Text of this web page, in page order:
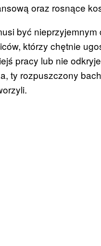
oraz rosnące
być
którzy chętnie
pracy lub nie
ty rozpuszczony